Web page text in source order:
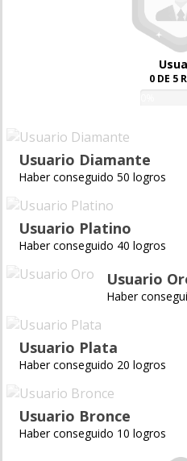
0 DE 5
Usuario Diamante
Haber conseguido 50 logros
Usuario Platino
Haber conseguido 40 logros
Usuario
Haber
Usuario Plata
Haber conseguido 20 logros
Usuario Bronce
Haber conseguido 10 logros